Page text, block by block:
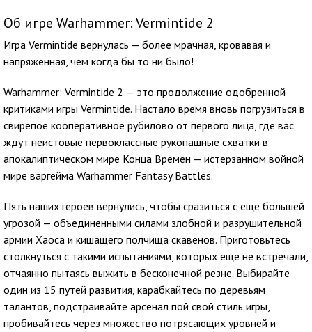
Об игре Warhammer: Vermintide 2
Игра Vermintide вернулась — более мрачная, кровавая и
напряженная, чем когда бы то ни было!
Warhammer: Vermintide 2 — это продолжение одобренной
критиками игры Vermintide. Настало время вновь погрузиться в
свирепое кооперативное рубилово от первого лица, где вас
ждут неистовые первоклассные рукопашные схватки в
апокалиптическом мире Конца Времен — истерзанном войной
мире варгейма Warhammer Fantasy Battles.
Пять наших героев вернулись, чтобы сразиться с еще большей
угрозой — объединенными силами злобной и разрушительной
армии Хаоса и кишащего полчища скавенов. Приготовьтесь
столкнуться с такими испытаниями, которых еще не встречали,
отчаянно пытаясь выжить в бесконечной резне. Выбирайте
один из 15 путей развития, карабкайтесь по деревьям
талантов, подстраивайте арсенал пой свой стиль игры,
пробивайтесь через множество потрясающих уровней и